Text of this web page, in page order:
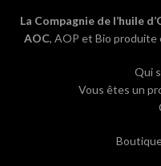
La Compagnie de l’huile
AOC, AOP et Bio produite
Qui
Vous êtes un